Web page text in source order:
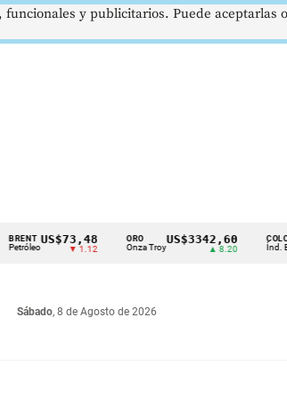
US$73,48
▼ 1.12
ORO
Onza Troy
US$3342,60 COLCAP
Índ. Bursátil
Sábado, 8 de Agosto de 2026
y publicitarios. Puede aceptarlas